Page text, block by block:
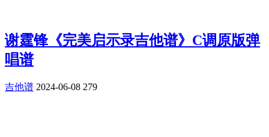
谢霆锋《完美启示录吉他谱》C调原版弹
唱谱
吉他谱 2024-06-08 279